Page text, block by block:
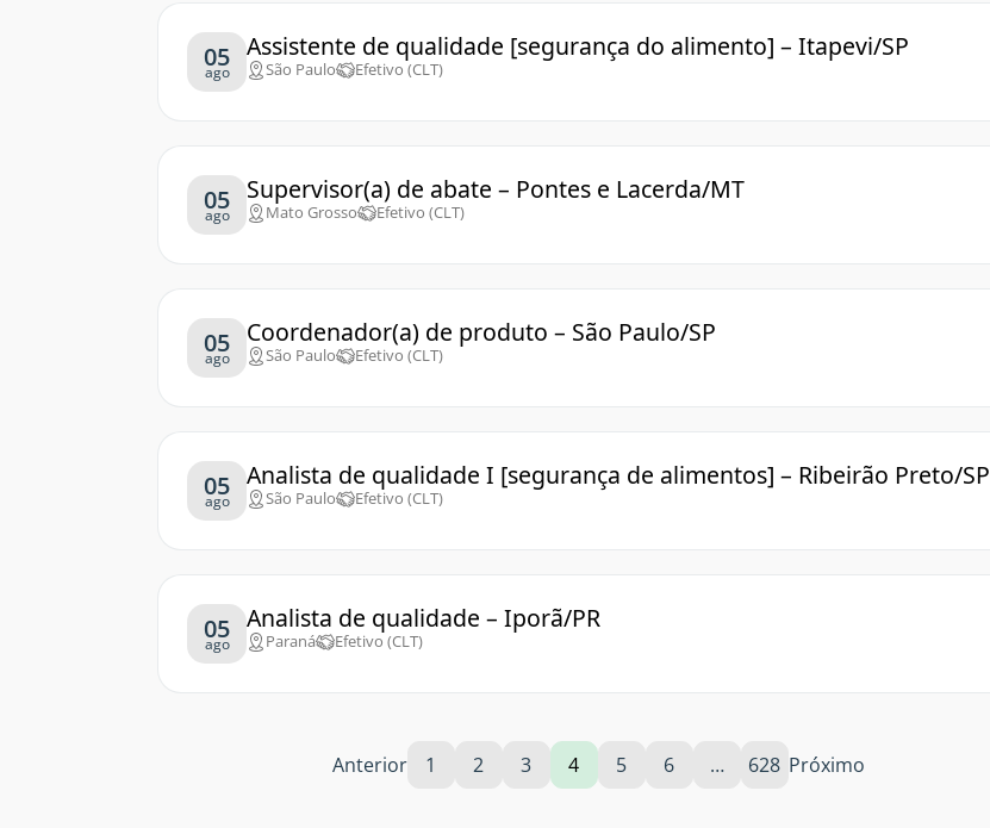
05
ago
Assistente de qualidade [segurança do alimento] – Itapevi/SP
São Paulo Efetivo (CLT)
05
ago
Supervisor(a) de abate – Pontes e Lacerda/MT
Mato Grosso Efetivo (CLT)
05
ago
Coordenador(a) de produto – São Paulo/SP
São Paulo Efetivo (CLT)
05
ago
Analista de qualidade I [segurança de alimentos] – Ribeirão Preto/SP
São Paulo Efetivo (CLT)
05
ago
Analista de qualidade – Iporã/PR
Paraná Efetivo (CLT)
Anterior 1 2 3 4 5 6 … 628 Próximo